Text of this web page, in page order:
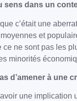
sens dans un
c’était une
et
ce ne sont pas les
minorités
d’amener à une
une implication